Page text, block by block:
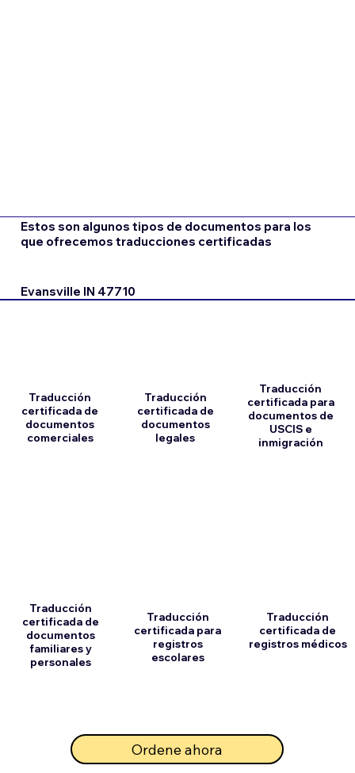
Estos son algunos tipos de documentos para los
que ofrecemos traducciones certificadas
Evansville IN 47710
Traducción
certificada de
documentos
comerciales
Traducción
certificada de
documentos
familiares y
personales
Traducción
certificada de
documentos
legales
Traducción
certificada para
registros
escolares
Ordene ahora
Traducción
certificada para
documentos de
USCIS e
inmigración
Traducción
certificada de
registros médicos